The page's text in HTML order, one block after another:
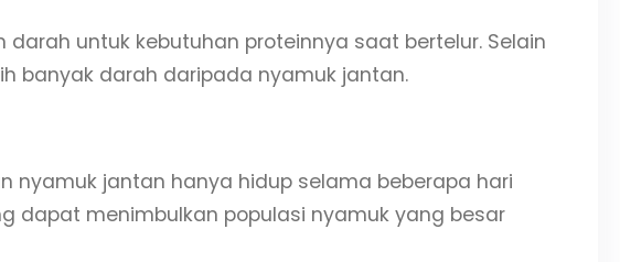
untuk kebutuhan proteinnya saat bertelur. Selain
banyak darah daripada nyamuk jantan.
nyamuk jantan hanya hidup selama beberapa hari
dapat menimbulkan populasi nyamuk yang besar